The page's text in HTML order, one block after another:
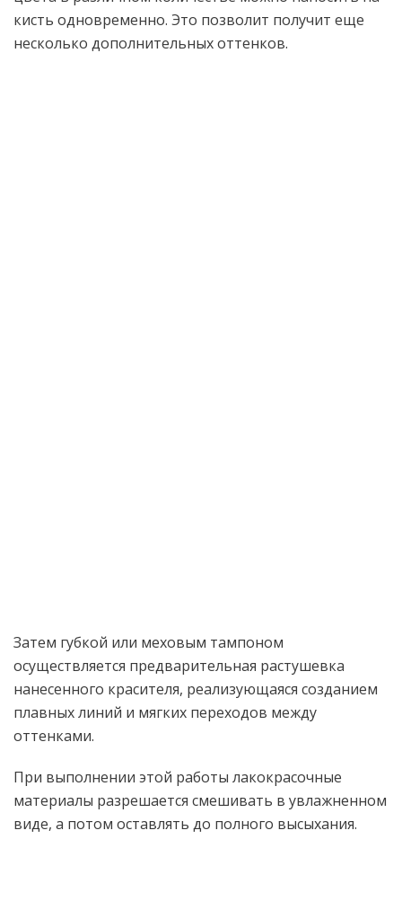
кисть одновременно. Это позволит получит еще
несколько дополнительных оттенков.
Затем губкой или меховым тампоном
осуществляется предварительная растушевка
нанесенного красителя, реализующаяся созданием
плавных линий и мягких переходов между
оттенками.
При выполнении этой работы лакокрасочные
материалы разрешается смешивать в увлажненном
виде, а потом оставлять до полного высыхания.